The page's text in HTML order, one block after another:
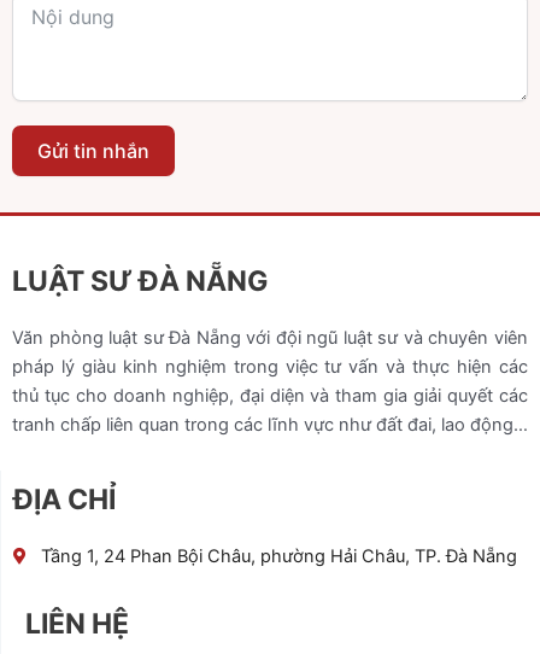
Gửi tin nhắn
LUẬT SƯ ĐÀ NẴNG
Văn phòng luật sư Đà Nẵng với đội ngũ luật sư và chuyên viên
pháp lý giàu kinh nghiệm trong việc tư vấn và thực hiện các
thủ tục cho doanh nghiệp, đại diện và tham gia giải quyết các
tranh chấp liên quan trong các lĩnh vực như đất đai, lao động…
ĐỊA CHỈ
Tầng 1, 24 Phan Bội Châu, phường Hải Châu, TP. Đà Nẵng
LIÊN HỆ